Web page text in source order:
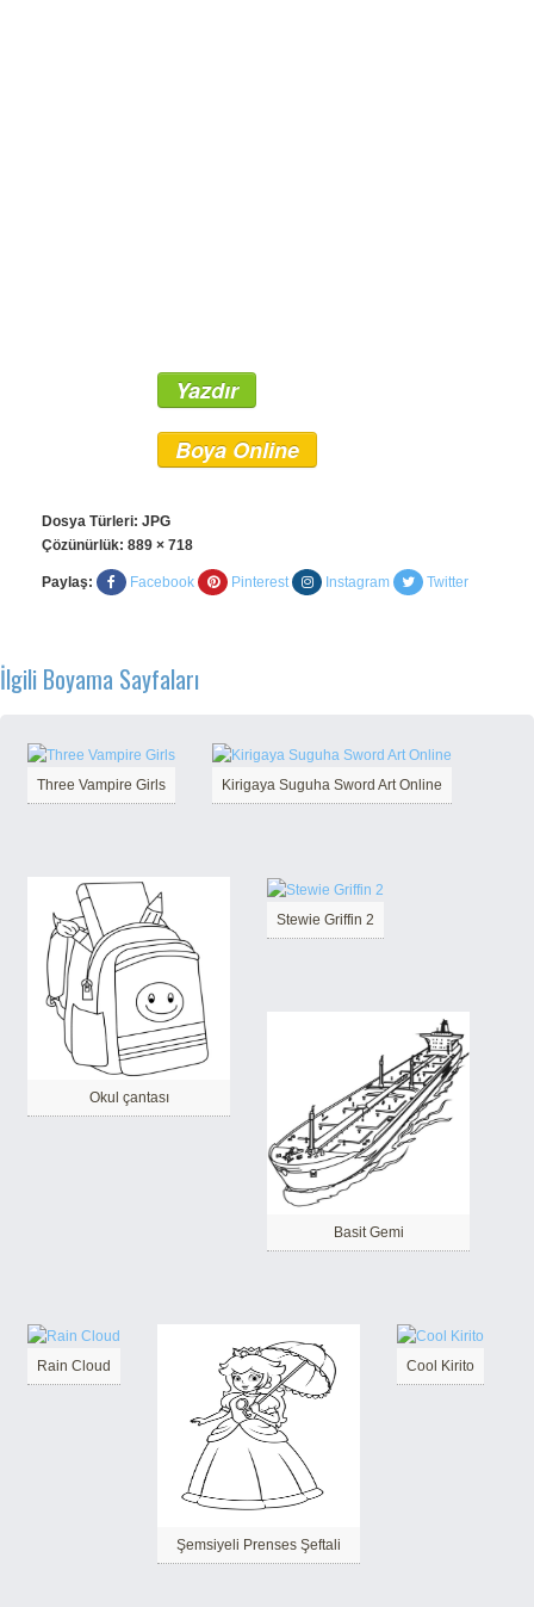
Yazdır
Boya Online
Dosya Türleri: JPG
Çözünürlük: 889 × 718
Paylaş: Facebook Pinterest Instagram Twitter
İlgili Boyama Sayfaları
Three Vampire Girls Kirigaya Suguha Sword Art Online
Okul çantası
Stewie Griffin 2
Basit Gemi
Rain Cloud
Şemsiyeli Prenses Şeftali
Cool Kirito